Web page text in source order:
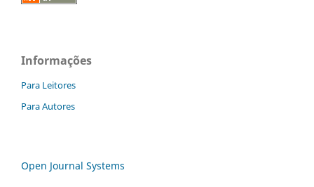
Informações
Para Leitores
Para Autores
Open Journal Systems